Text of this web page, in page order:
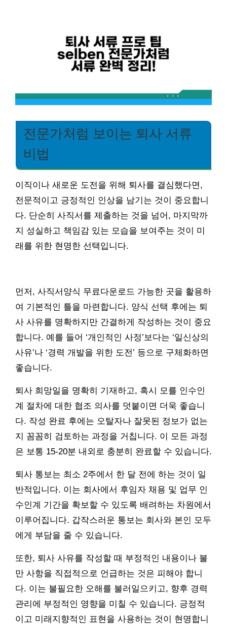
전문가처럼 보이는 퇴사 서류
비법
이직이나 새로운 도전을 위해 퇴사를 결심했다면,
전문적이고 긍정적인 인상을 남기는 것이 중요합니
다. 단순히 사직서를 제출하는 것을 넘어, 마지막까
지 성실하고 책임감 있는 모습을 보여주는 것이 미
래를 위한 현명한 선택입니다.
먼저, 사직서양식 무료다운로드 가능한 곳을 활용하
여 기본적인 틀을 마련합니다. 양식 선택 후에는 퇴
사 사유를 명확하지만 간결하게 작성하는 것이 중요
합니다. 예를 들어 ‘개인적인 사정’보다는 ‘일신상의
사유’나 ‘경력 개발을 위한 도전’ 등으로 구체화하면
좋습니다.
퇴사 희망일을 명확히 기재하고, 혹시 모를 인수인
계 절차에 대한 협조 의사를 덧붙이면 더욱 좋습니
다. 작성 완료 후에는 오탈자나 잘못된 정보가 없는
지 꼼꼼히 검토하는 과정을 거칩니다. 이 모든 과정
은 보통 15-20분 내외로 충분히 완료할 수 있습니다.
퇴사 통보는 최소 2주에서 한 달 전에 하는 것이 일
반적입니다. 이는 회사에서 후임자 채용 및 업무 인
수인계 기간을 확보할 수 있도록 배려하는 차원에서
이루어집니다. 갑작스러운 통보는 회사와 본인 모두
에게 부담을 줄 수 있습니다.
또한, 퇴사 사유를 작성할 때 부정적인 내용이나 불
만 사항을 직접적으로 언급하는 것은 피해야 합니
다. 이는 불필요한 오해를 불러일으키고, 향후 경력
관리에 부정적인 영향을 미칠 수 있습니다. 긍정적
이고 미래지향적인 표현을 사용하는 것이 현명합니